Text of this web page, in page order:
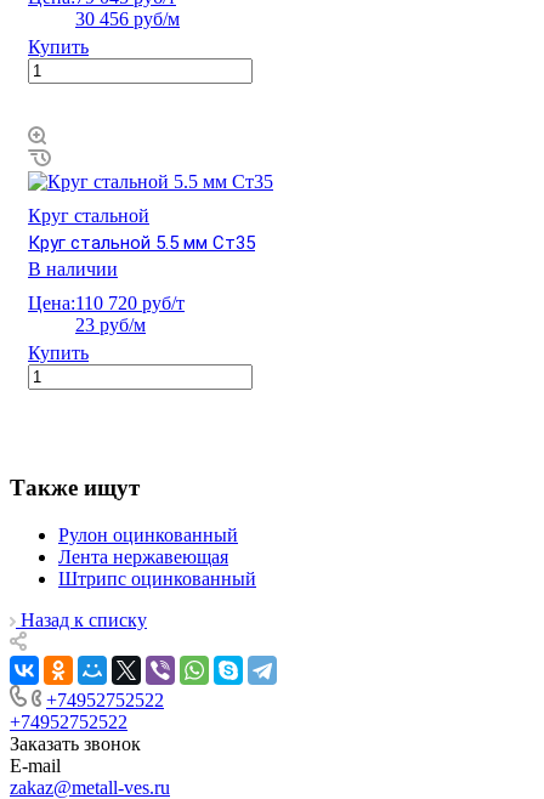
30 456 руб/м
Купить
Круг стальной
Круг стальной 5.5 мм Ст35
В наличии
Цена:110 720 руб/т
23 руб/м
Купить
Также ищут
Рулон оцинкованный
Лента нержавеющая
Штрипс оцинкованный
Назад к списку
+74952752522
+74952752522
Заказать звонок
E-mail
zakaz@metall-ves.ru